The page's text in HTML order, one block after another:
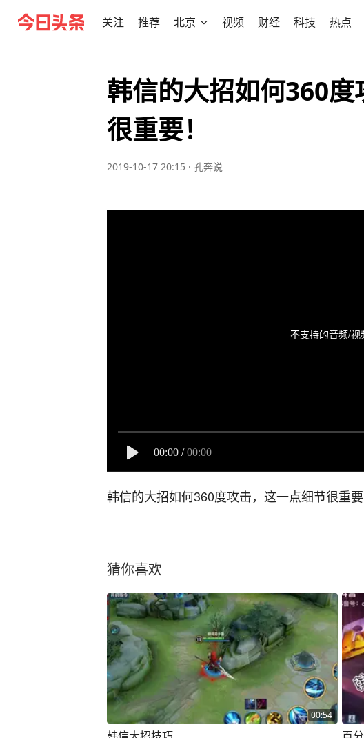
关注 推荐 北京 视频 财经 科技 热点
韩信的大招如何360
很重要！
2019-10-17 20:15 · 孔奔说
不支持的音频/视
00:00 / 00:00
韩信的大招如何360度攻击，这一点细节很重要
猜你喜欢
00:54